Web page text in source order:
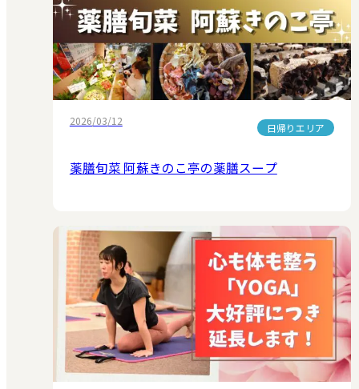
2026/03/12
日帰りエリア
薬膳旬菜 阿蘇きのこ亭の薬膳スープ